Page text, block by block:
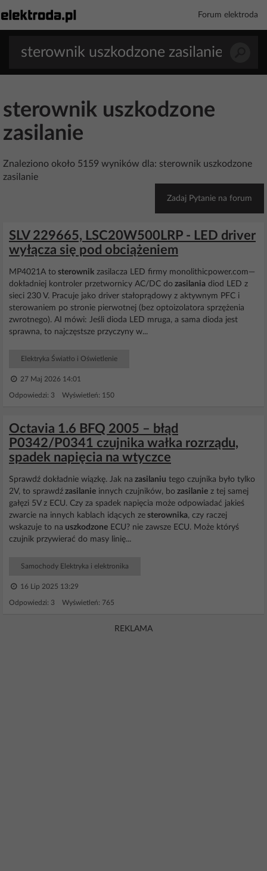
Forum elektroda
sterownik uszkodzone
zasilanie
Znaleziono około 5159 wyników dla: sterownik uszkodzone
zasilanie
Zadaj Pytanie na forum
SLV 229665, LSC20W500LRP - LED driver
wyłącza się pod obciążeniem
MP4021A to sterownik zasilacza LED firmy monolithicpower.com⁠—
dokładniej kontroler przetwornicy AC/DC do zasilania diod LED z
sieci 230 V. Pracuje jako driver stałoprądowy z aktywnym PFC i
sterowaniem po stronie pierwotnej (bez optoizolatora sprzężenia
zwrotnego). AI mówi: Jeśli dioda LED mruga, a sama dioda jest
sprawna, to najczęstsze przyczyny w...
Elektryka Światło i Oświetlenie
27 Maj 2026 14:01
Odpowiedzi: 3 Wyświetleń: 150
Octavia 1.6 BFQ 2005 – błąd
P0342/P0341 czujnika wałka rozrządu,
spadek napięcia na wtyczce
Sprawdź dokładnie wiązkę. Jak na zasilaniu tego czujnika było tylko
2V, to sprawdź zasilanie innych czujników, bo zasilanie z tej samej
gałęzi 5V z ECU. Czy za spadek napięcia może odpowiadać jakieś
zwarcie na innych kablach idących ze sterownika, czy raczej
wskazuje to na uszkodzone ECU? nie zawsze ECU. Może któryś
czujnik przywierać do masy linię...
Samochody Elektryka i elektronika
16 Lip 2025 13:29
Odpowiedzi: 3 Wyświetleń: 765
REKLAMA